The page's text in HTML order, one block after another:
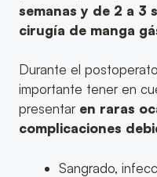
semanas y de 2 a 3
cirugía de manga
Durante el
importante tener en
presentaren raras
complicaciones
Sangrado,